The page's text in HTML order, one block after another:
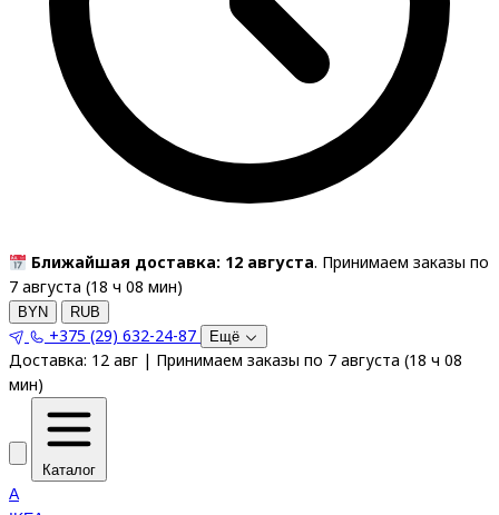
Ближайшая доставка: 12 августа. Принимаем заказы по
7 августа (18 ч 08 мин)
BYN RUB
+375 (29) 632-24-87 Ещё
Доставка: 12 авг | Принимаем заказы по 7 августа (18 ч 08
мин)
Каталог
A